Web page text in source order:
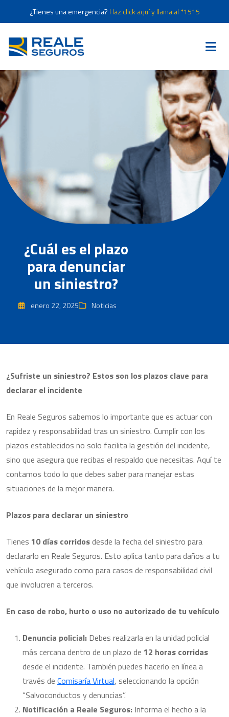
¿Tienes una emergencia? Haz click aquí y llama al *1515
¿Cuál es el plazo
para denunciar
un siniestro?
enero 22, 2025 Noticias
¿Sufriste un siniestro? Estos son los plazos clave para
declarar el incidente
En Reale Seguros sabemos lo importante que es actuar con
rapidez y responsabilidad tras un siniestro. Cumplir con los
plazos establecidos no solo facilita la gestión del incidente,
sino que asegura que recibas el respaldo que necesitas. Aquí te
contamos todo lo que debes saber para manejar estas
situaciones de la mejor manera.
Plazos para declarar un siniestro
Tienes 10 días corridosdesde la fecha del siniestro para
declararlo en Reale Seguros. Esto aplica tanto para daños a tu
vehículo asegurado como para casos de responsabilidad civil
que involucren a terceros.
En caso de robo, hurto o uso no autorizado de tu vehículo
Denuncia policial: Debes realizarla en la unidad policial
más cercana dentro de un plazo de 12 horas corridas
desde el incidente. También puedes hacerlo en línea a
través de Comisaría Virtual, seleccionando la opción
“Salvoconductos y denuncias”.
Notificación a Reale Seguros: Informa el hecho a la